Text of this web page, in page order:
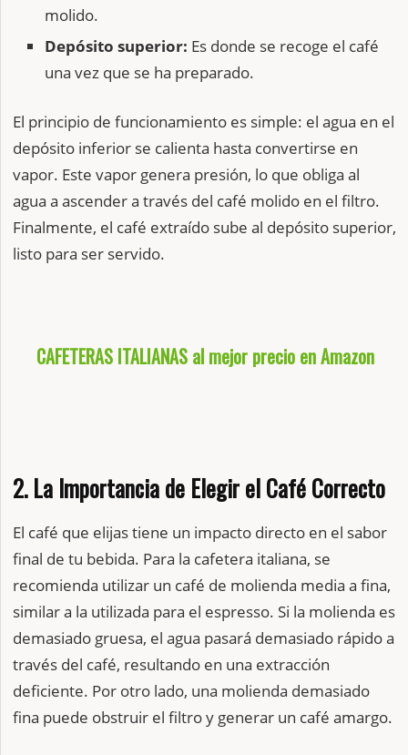
molido.
Depósito superior: Es donde se recoge el café
una vez que se ha preparado.
El principio de funcionamiento es simple: el agua en el
depósito inferior se calienta hasta convertirse en
vapor. Este vapor genera presión, lo que obliga al
agua a ascender a través del café molido en el filtro.
Finalmente, el café extraído sube al depósito superior,
listo para ser servido.
CAFETERAS ITALIANAS al mejor precio en Amazon
2. La Importancia de Elegir el Café Correcto
El café que elijas tiene un impacto directo en el sabor
final de tu bebida. Para la cafetera italiana, se
recomienda utilizar un café de molienda media a fina,
similar a la utilizada para el espresso. Si la molienda es
demasiado gruesa, el agua pasará demasiado rápido a
través del café, resultando en una extracción
deficiente. Por otro lado, una molienda demasiado
fina puede obstruir el filtro y generar un café amargo.